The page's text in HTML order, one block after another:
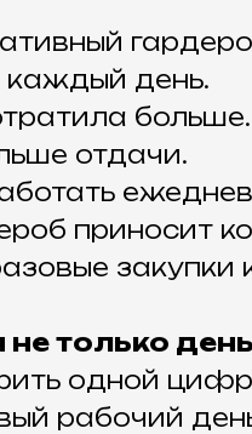
день.
больше.
отдачи.
приносит
закупки
только
одной
рабочий